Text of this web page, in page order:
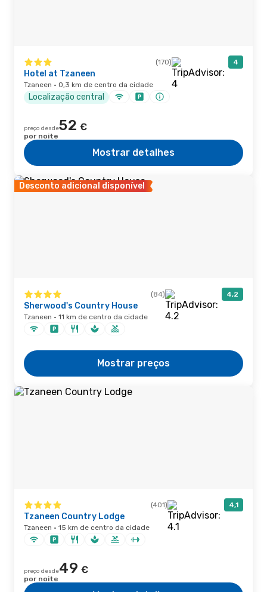
(170) 4
Hotel at Tzaneen
Tzaneen · 0,3 km de centro da cidade
Localização central
preço desde52 €
por noite
Mostrar detalhes
Desconto adicional disponível
(84) 4,2
Sherwood's Country House
Tzaneen · 11 km de centro da cidade
Mostrar preços
(401) 4,1
Tzaneen Country Lodge
Tzaneen · 15 km de centro da cidade
preço desde49 €
por noite